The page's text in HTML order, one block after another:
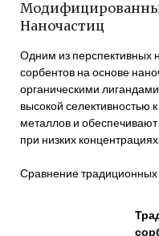
Наночастиц
Одним из перспективных
сорбентов на основе
органическими
высокой
металлов и
при низких
Сравнение